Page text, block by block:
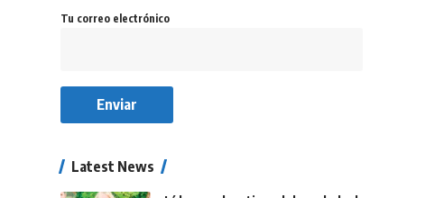
Tu correo electrónico
Latest News